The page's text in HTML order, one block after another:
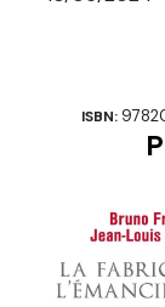
ISBN: